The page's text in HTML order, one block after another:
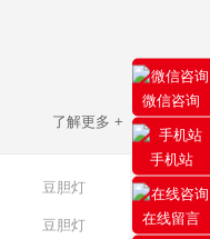
微信咨询
手机站
在线留言
了解更多 +
豆胆灯
豆胆灯